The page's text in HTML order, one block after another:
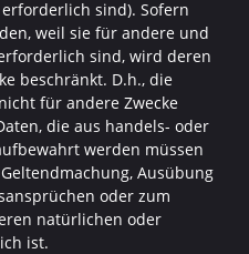
sind). Sofern
weil sie für andere und
sind, wird deren
beschränkt. D.h., die
für andere Zwecke
die aus handels- oder
werden müssen
Ausübung
oder zum
natürlichen oder
ist.